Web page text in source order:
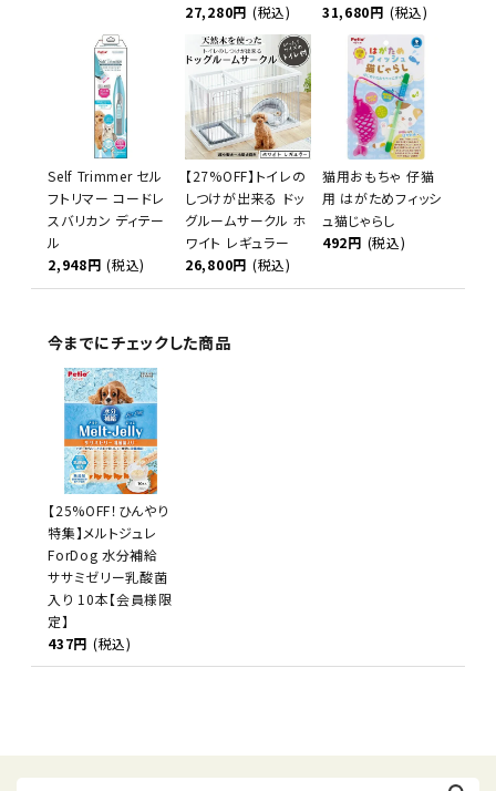
27,280円 (税込)
31,680円 (税込)
Self Trimmer セル
フトリマー コードレ
スバリカン ディテー
ル
2,948円 (税込)
【27%OFF】トイレの
しつけが出来る ドッ
グルームサークル ホ
ワイト レギュラー
26,800円 (税込)
猫用おもちゃ 仔猫
用 はがためフィッシ
ュ猫じゃらし
492円 (税込)
今までにチェックした商品
【25%OFF！ひんやり
特集】メルトジュレ
ForDog 水分補給
ササミゼリー乳酸菌
入り 10本【会員様限
定】
437円 (税込)